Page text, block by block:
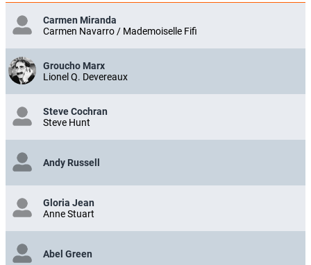
Carmen Miranda
Carmen Navarro / Mademoiselle Fifi
Groucho Marx
Lionel Q. Devereaux
Steve Cochran
Steve Hunt
Andy Russell
Gloria Jean
Anne Stuart
Abel Green